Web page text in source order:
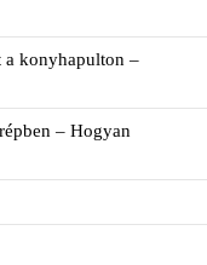
a konyhapulton –
– Hogyan